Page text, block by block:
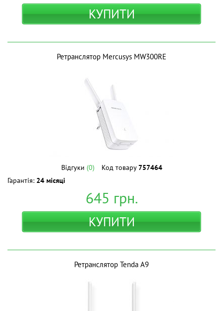
КУПИТИ
Ретранслятор Mercusys MW300RE
Відгуки (0) Код товару757464
Гарантія: 24 місяці
645 грн.
КУПИТИ
Ретранслятор Tenda A9